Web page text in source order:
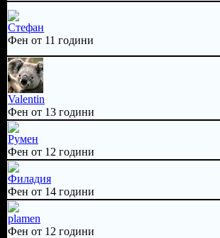
Стефан
Фен от 11 години
Valentin
Фен от 13 години
Румен
Фен от 12 години
Филадия
Фен от 14 години
plamen
Фен от 12 години